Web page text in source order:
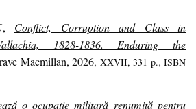
Conflict, Corruption and Class in
1828-1836. Enduring the
Macmillan, 2026, XXVII, 331 p., ISBN
o ocupație militară renumită pentru